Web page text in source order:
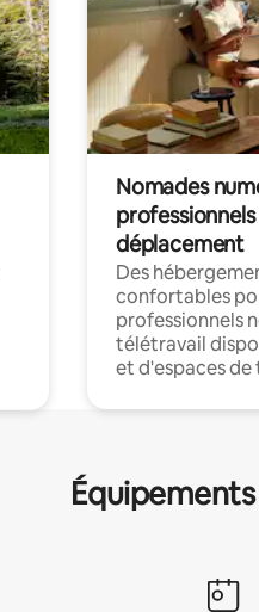
Nomades
professionnels
déplacement
Des
confortables
professionnels
télétravail
et d'espaces de